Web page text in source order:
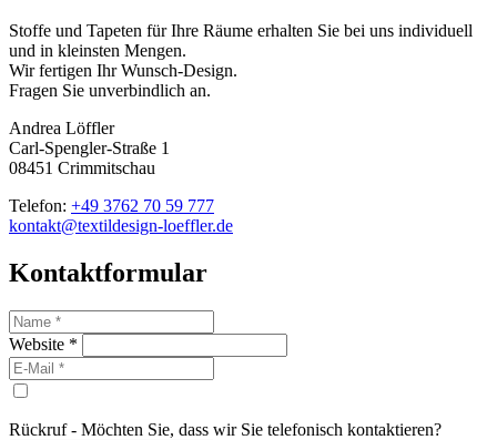
Stoffe und Tapeten für Ihre Räume erhalten Sie bei uns individuell
und in kleinsten Mengen.
Wir fertigen Ihr Wunsch-Design.
Fragen Sie unverbindlich an.
Andrea Löffler
Carl-Spengler-Straße 1
08451 Crimmitschau
Telefon: +49 3762 70 59 777
kontakt@textildesign-loeffler.de
Kontaktformular
Website *
Rückruf - Möchten Sie, dass wir Sie telefonisch kontaktieren?